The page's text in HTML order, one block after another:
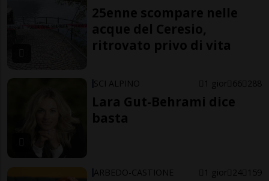
25enne scompare nelle
acque del Ceresio,
ritrovato privo di vita
SCI ALPINO 1 gior 66 288
Lara Gut-Behrami dice
basta
ARBEDO-CASTIONE 1 gior 24 159